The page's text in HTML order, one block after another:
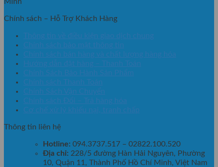
Chính sách – Hỗ Trợ Khách Hàng
Thông tin về điều kiện giao dịch chung
Chính sách bảo mật thông tin
Chính sách bán hàng và chất lượng hàng hóa
Hướng dẫn đặt hàng – Thanh Toán
Chính Sách Bảo Hành Sản Phẩm
Chính sách Thanh Toán
Chính Sách Vận Chuyển
Chính sách Đổi – Trả hàng hóa
Cơ chế xử lý khiếu nại, tranh chấp
Thông tin liên hệ
Hotline: 094.3737.517 – 02822.100.520
Địa chỉ: 228/5 đường Hàn Hải Nguyên, Phường
10, Quận 11, Thành Phố Hồ Chí Minh, Việt Nam